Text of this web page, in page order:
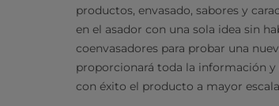
productos, envasado, sabores y
en el asador con una sola idea sin
coenvasadores para probar una
proporcionará toda la información
con éxito el producto a mayor